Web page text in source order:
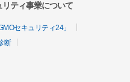
ティ事業について
セキュリティ24」
断